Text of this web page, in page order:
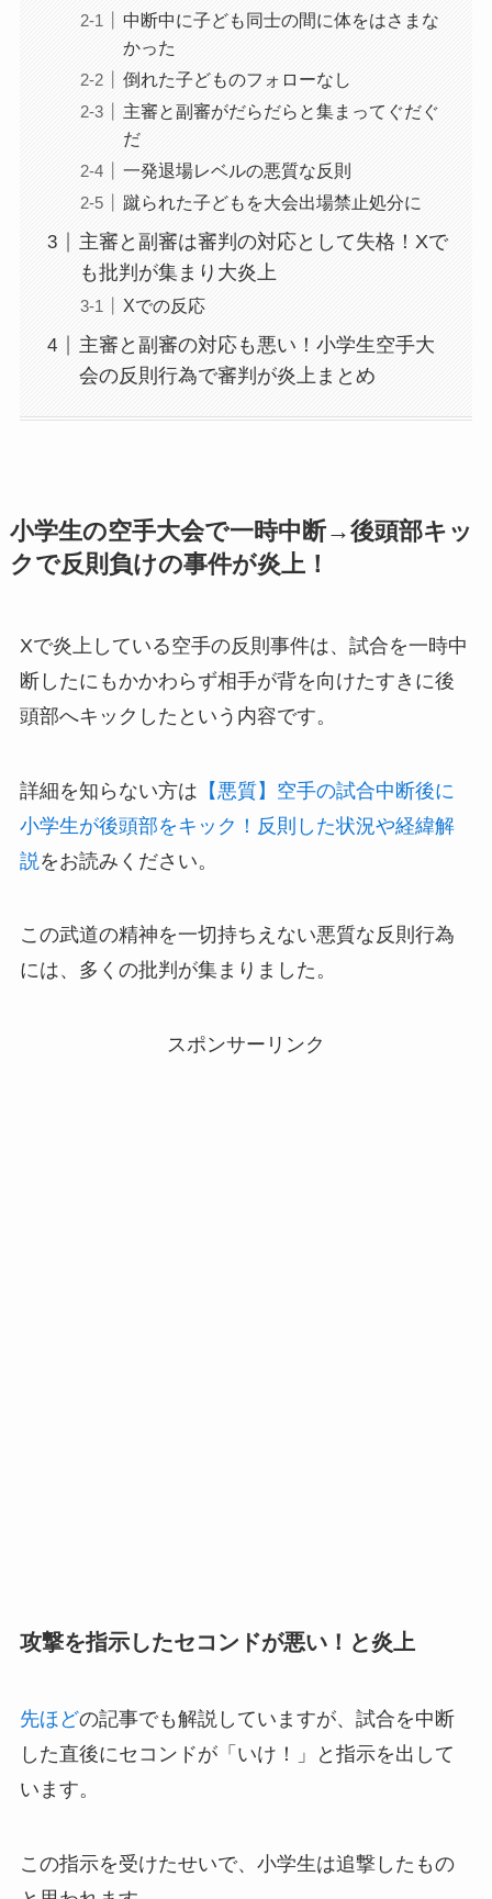
中断中に子ども同士の間に体をはさまな
かった
倒れた子どものフォローなし
主審と副審がだらだらと集まってぐだぐ
だ
一発退場レベルの悪質な反則
蹴られた子どもを大会出場禁止処分に
主審と副審は審判の対応として失格！Xで
も批判が集まり大炎上
Xでの反応
主審と副審の対応も悪い！小学生空手大
会の反則行為で審判が炎上まとめ
小学生の空手大会で一時中断→後頭部キッ
クで反則負けの事件が炎上！
Xで炎上している空手の反則事件は、試合を一時中
断したにもかかわらず相手が背を向けたすきに後
頭部へキックしたという内容です。
詳細を知らない方は 【悪質】空手の試合中断後に
小学生が後頭部をキック！反則した状況や経緯解
説 をお読みください。
この武道の精神を一切持ちえない悪質な反則行為
には、多くの批判が集まりました。
スポンサーリンク
攻撃を指示したセコンドが悪い！と炎上
先ほどの記事でも解説していますが、試合を中断
した直後にセコンドが「いけ！」と指示を出して
います。
この指示を受けたせいで、小学生は追撃したもの